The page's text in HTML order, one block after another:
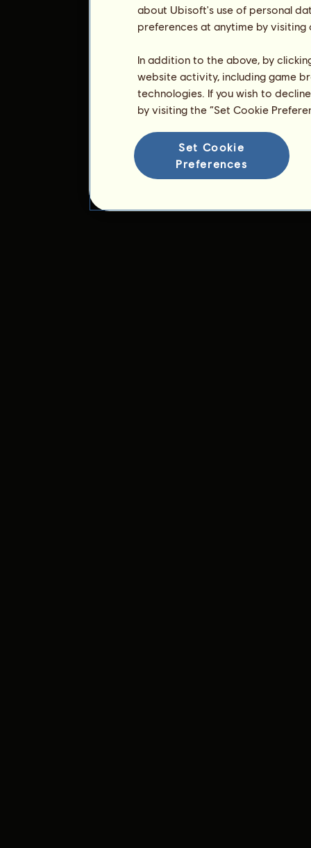
about Ubisoft's use of personal
preferences at anytime by
In addition to the above, by
website activity, including game
technologies. If you wish to
by visiting the “Set Cookie
Set Cookie
Preferences